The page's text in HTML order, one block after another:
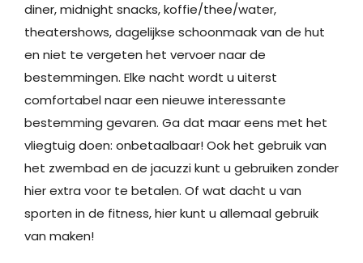
diner, midnight snacks, koffie/thee/water,
theatershows, dagelijkse schoonmaak van de hut
en niet te vergeten het vervoer naar de
bestemmingen. Elke nacht wordt u uiterst
comfortabel naar een nieuwe interessante
bestemming gevaren. Ga dat maar eens met het
vliegtuig doen: onbetaalbaar! Ook het gebruik van
het zwembad en de jacuzzi kunt u gebruiken zonder
hier extra voor te betalen. Of wat dacht u van
sporten in de fitness, hier kunt u allemaal gebruik
van maken!